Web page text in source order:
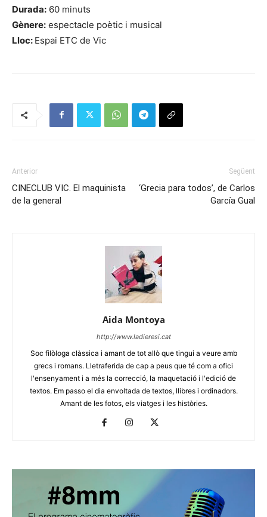
Durada: 60 minuts
Gènere: espectacle poètic i musical
Lloc: Espai ETC de Vic
Anterior
CINECLUB VIC. El maquinista
de la general
Següent
‘Grecia para todos’, de Carlos
García Gual
Aida Montoya
http://www.ladieresi.cat
Soc filòloga clàssica i amant de tot allò que tingui a veure amb
grecs i romans. Lletraferida de cap a peus que té com a ofici
l'ensenyament i a més la correcció, la maquetació i l'edició de
textos. Em passo el dia envoltada de textos, llibres i ordinadors.
Amant de les fotos, els viatges i les històries.